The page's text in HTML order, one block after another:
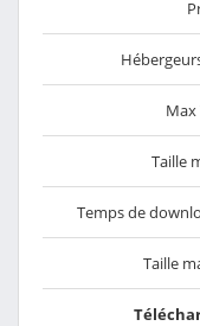
Taille
Temps de
Taille